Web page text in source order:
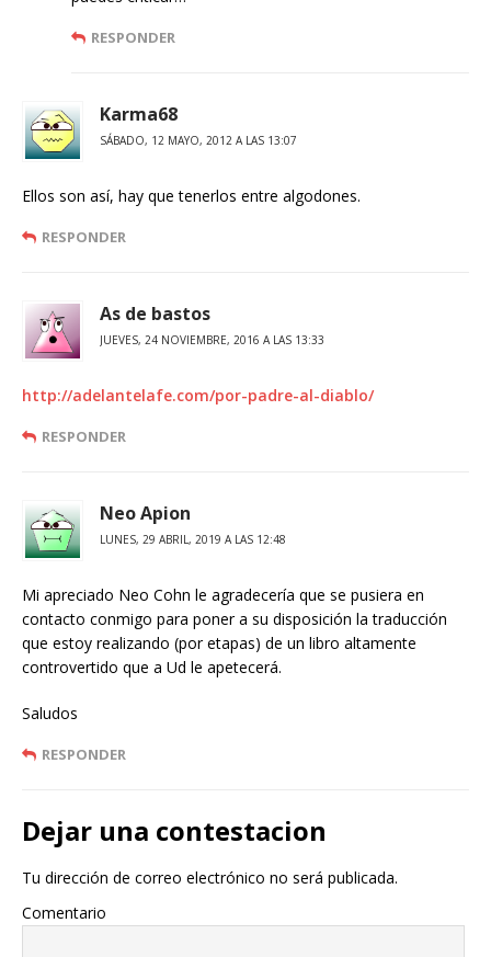
RESPONDER
Karma68
SÁBADO, 12 MAYO, 2012 A LAS 13:07
Ellos son así, hay que tenerlos entre algodones.
RESPONDER
As de bastos
JUEVES, 24 NOVIEMBRE, 2016 A LAS 13:33
http://adelantelafe.com/por-padre-al-diablo/
RESPONDER
Neo Apion
LUNES, 29 ABRIL, 2019 A LAS 12:48
Mi apreciado Neo Cohn le agradecería que se pusiera en
contacto conmigo para poner a su disposición la traducción
que estoy realizando (por etapas) de un libro altamente
controvertido que a Ud le apetecerá.
Saludos
RESPONDER
Dejar una contestacion
Tu dirección de correo electrónico no será publicada.
Comentario